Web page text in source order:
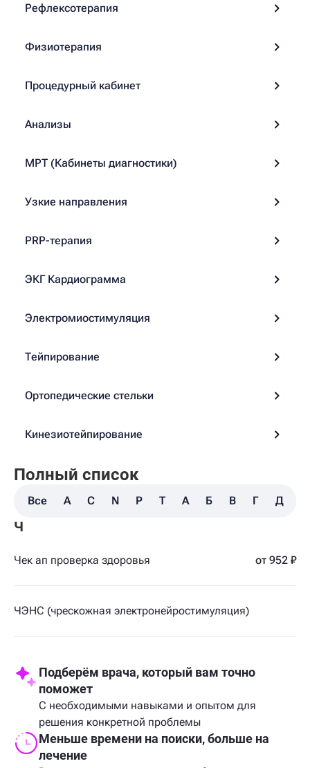
Рефлексотерапия
Физиотерапия
Процедурный кабинет
Анализы
МРТ (Кабинеты диагностики)
Узкие направления
PRP-терапия
ЭКГ Кардиограмма
Электромиостимуляция
Тейпирование
Ортопедические стельки
Кинезиотейпирование
Полный список
Все A C N P T А Б В Г Д
Ч
Чек ап проверка здоровья от 952 ₽
ЧЭНС (чрескожная электронейростимуляция)
Подберём врача, который вам точно
поможет
С необходимыми навыками и опытом для
решения конкретной проблемы
Меньше времени на поиски, больше на
лечение